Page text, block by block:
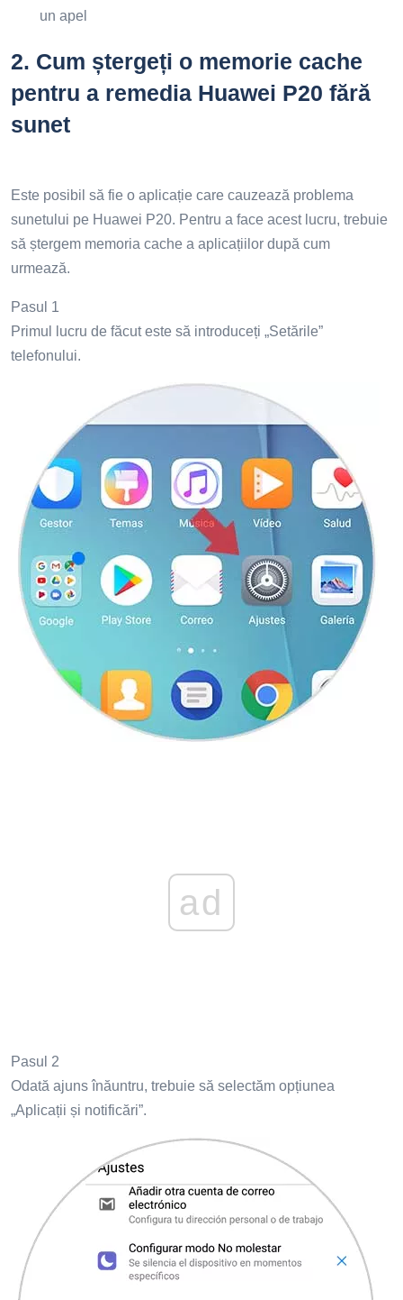
un apel
2. Cum ștergeți o memorie cache
pentru a remedia Huawei P20 fără
sunet
Este posibil să fie o aplicație care cauzează problema
sunetului pe Huawei P20. Pentru a face acest lucru, trebuie
să ștergem memoria cache a aplicațiilor după cum
urmează.
Pasul 1
Primul lucru de făcut este să introduceți „Setările”
telefonului.
ad
Pasul 2
Odată ajuns înăuntru, trebuie să selectăm opțiunea
„Aplicații și notificări”.